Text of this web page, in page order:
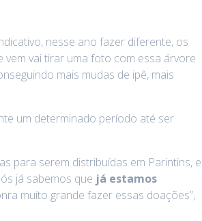
nesse ano fazer diferente, os
vem vai tirar uma foto com essa árvore
mais mudas de ipê, mais
um determinado período até ser
para serem distribuídas em Parintins, e
já sabemos que já estamos
muito grande fazer essas doações”,